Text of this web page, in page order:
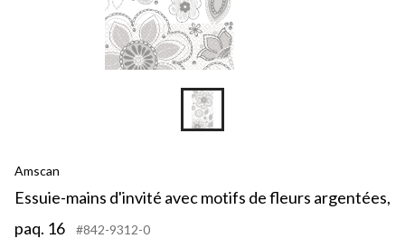
Amscan
Essuie-mains d'invité avec motifs de fleurs argentées,
paq. 16
#842-9312-0